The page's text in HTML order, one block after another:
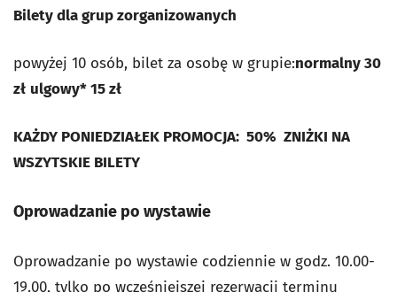
Bilety dla grup zorganizowanych
powyżej 10 osób, bilet za osobę w grupie:normalny 30
zł ulgowy* 15 zł
KAŻDY PONIEDZIAŁEK PROMOCJA: 50% ZNIŻKI NA
WSZYTSKIE BILETY
Oprowadzanie po wystawie
Oprowadzanie po wystawie codziennie w godz. 10.00-
19.00, tylko po wcześniejszej rezerwacji terminu